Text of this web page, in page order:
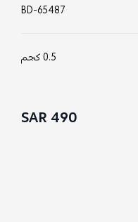
BD-65487
0.5 كجم
490 SAR